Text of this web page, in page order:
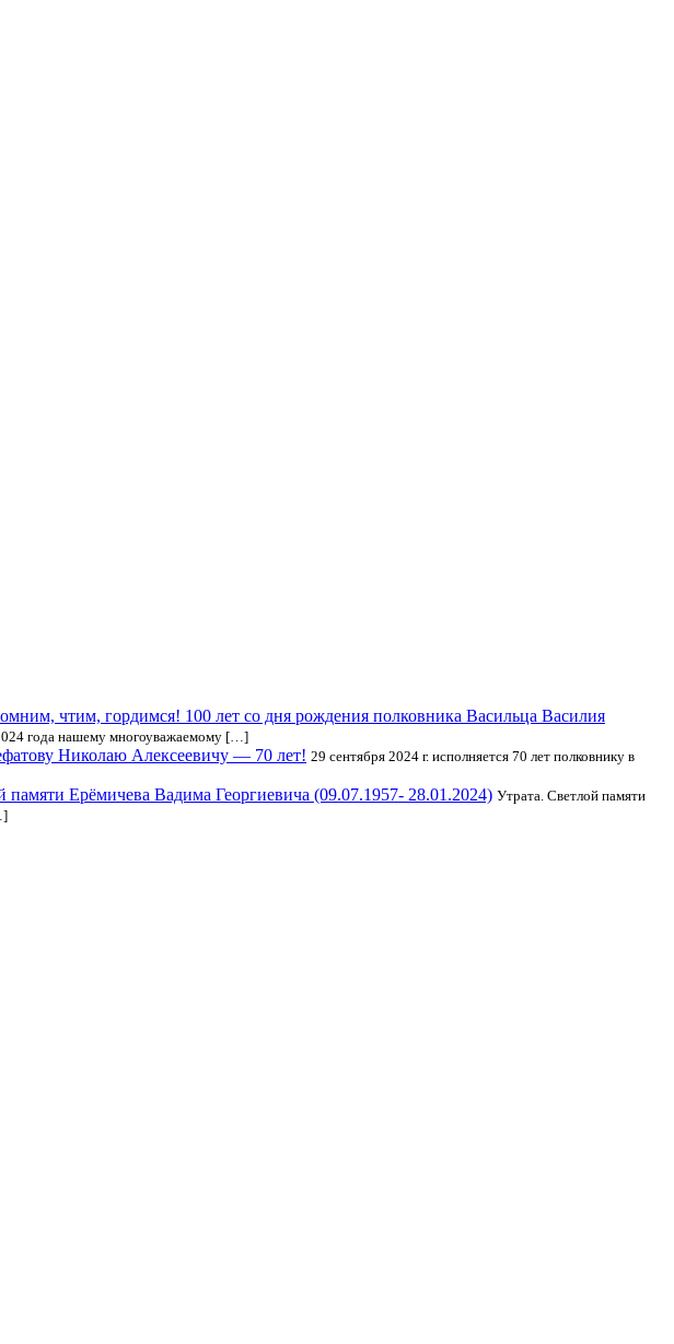
чтим, гордимся! 100 лет со дня рождения полковника Васильца Василия
года нашему многоуважаемому […]
Николаю Алексеевичу — 70 лет! 29 сентября 2024 г. исполняется 70 лет полковнику в
памяти Ерёмичева Вадима Георгиевича (09.07.1957- 28.01.2024) Утрата. Светлой памяти